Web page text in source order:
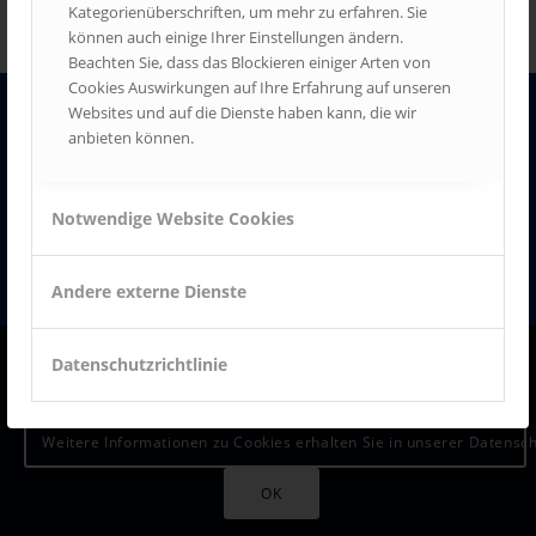
Kategorienüberschriften, um mehr zu erfahren. Sie
können auch einige Ihrer Einstellungen ändern.
Beachten Sie, dass das Blockieren einiger Arten von
Cookies Auswirkungen auf Ihre Erfahrung auf unseren
Websites und auf die Dienste haben kann, die wir
anbieten können.
Notwendige Website Cookies
Andere externe Dienste
Datenschutzrichtlinie
ALLE ZUSTIMMEN Cookies auswählen
© 2026 SCHOOL
Datenschutz
Impressum
Um unsere Webseite für Sie optimal zu gestalten und fortlaufend
Nutzung der Webseite stimmen Sie der Verwendung von Cookies zu.
Weitere Informationen zu Cookies erhalten Sie in unserer
OK